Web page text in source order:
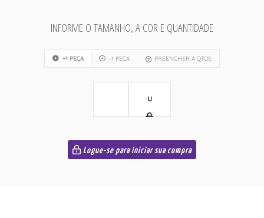
INFORME O TAMANHO, A COR E QUANTIDADE
+1 PEÇA -1 PEÇA PREENCHER A QTDE
U
Logue-se para iniciar sua compra